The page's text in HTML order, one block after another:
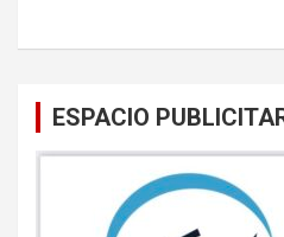
ESPACIO